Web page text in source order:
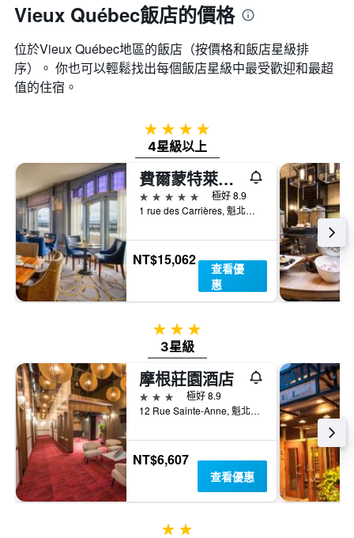
Vieux Québec飯店的價格
位於Vieux Québec​地區的飯店（按價格和飯店星級排
序）。 你也可以輕鬆找出每個飯店星級中最受歡迎和最超
值的住宿。
4星級
4星級以上
費爾蒙特萊沙托夫隆特納克酒店
5星級
極好 8.9
1 rue des Carrières, 魁北克市, QC, 加拿大
NT$15,062
查看優
惠
3星級
3星級
摩根莊園酒店
3星級
極好 8.9
12 Rue Sainte-Anne, 魁北克市, QC, 加拿大
NT$6,607
查看優惠
2星級